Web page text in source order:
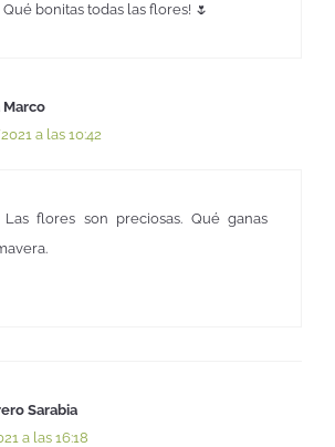
bonitas todas las flores! 🌷
Marco
a las 10:42
Las flores son preciosas. Qué ganas
Sarabia
a las 16:18